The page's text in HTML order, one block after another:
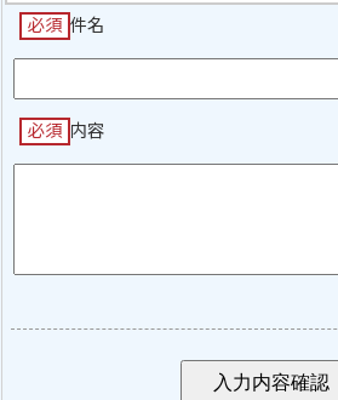
必須 件名
必須 内容